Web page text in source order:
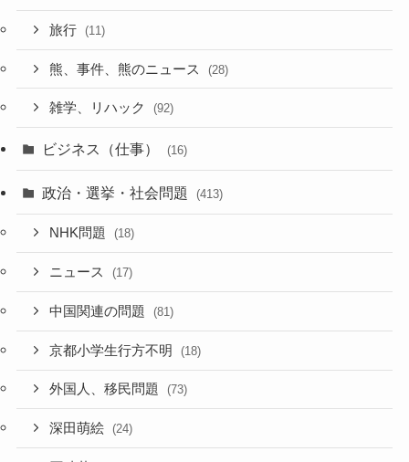
旅行 (11)
熊、事件、熊のニュース (28)
雑学、リハック (92)
ビジネス（仕事） (16)
政治・選挙・社会問題 (413)
NHK問題 (18)
ニュース (17)
中国関連の問題 (81)
京都小学生行方不明 (18)
外国人、移民問題 (73)
深田萌絵 (24)